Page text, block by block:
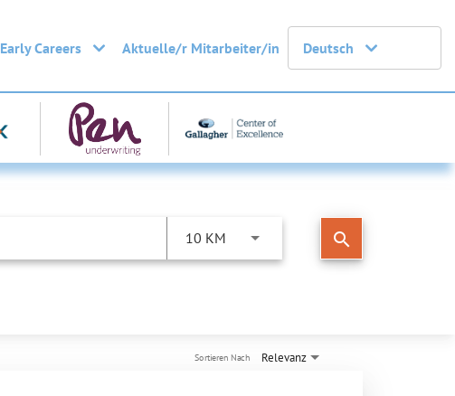
Early Careers Aktuelle/r Mitarbeiter/in Deutsch
10 KM search
Relevanz
Sortieren Nach